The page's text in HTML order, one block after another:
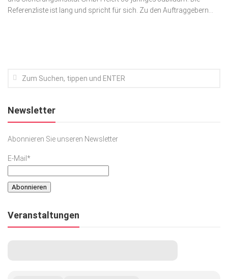
Kunst & Kultur
SACHSEN IN PARIS
Referenzliste ist lang und spricht für sich. Zu den Auftraggebern...
Newsletter
Abonnieren Sie unseren Newsletter
E-Mail*
Veranstaltungen